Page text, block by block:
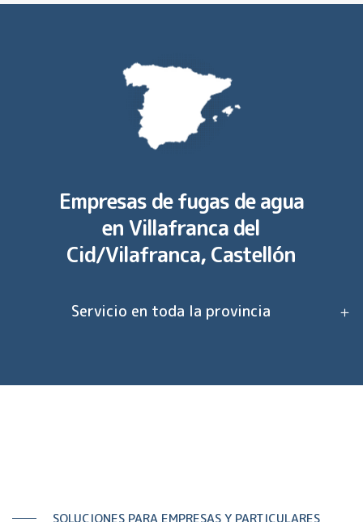
Empresas de fugas de agua
enVillafranca del
Cid/Vilafranca, Castellón
Servicio en toda la provincia
SOLUCIONES PARA EMPRESAS Y PARTICULARES